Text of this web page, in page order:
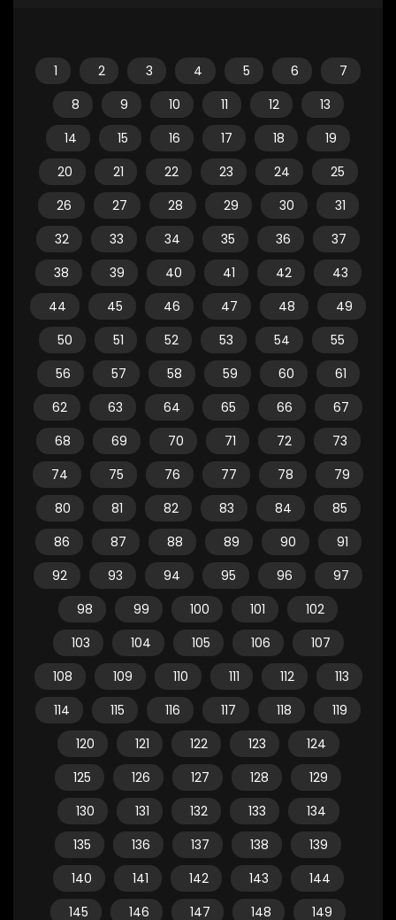
1 2 3 4 5 6
7
8
9 10 11 12
13
14
15 16 17 18
19
20
21 22 23 24
25
26
27 28 29 30
31
32
33 34 35 36
37
38
39 40 41 42
43
44
45 46 47 48
49
50
51 52 53 54
55
56
57 58 59 60
61
62
63 64 65 66
67
68
69 70 71 72
73
74
75 76 77 78
79
80
81 82 83 84
85
86
87 88 89 90
91
92
93 94 95 96
97
98
99 100 101
102
103
104 105 106
107
108
109 110 111 112
113
114
115 116 117 118
119
120
121 122 123
124
125
126 127 128
129
130
131 132 133
134
135
136 137 138
139
140
141 142 143
144
145
146 147 148
149